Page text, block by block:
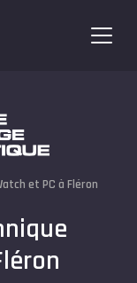
et PC à Fléron